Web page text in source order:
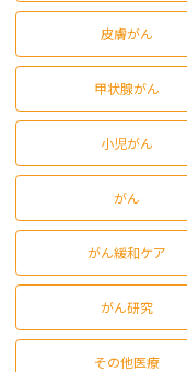
皮膚がん
甲状腺がん
小児がん
がん
がん緩和ケア
がん研究
その他医療